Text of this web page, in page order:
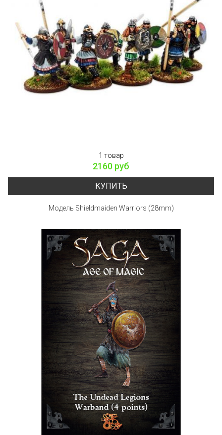
1 товар
2160 руб
КУПИТЬ
Модель Shieldmaiden Warriors (28mm)